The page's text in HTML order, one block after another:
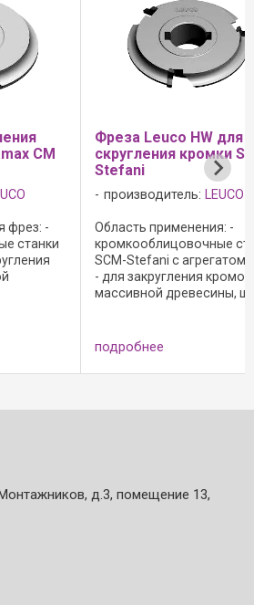
CM
фрез: -
станки
Фреза Leuco HW для
скругления кромки
Stefani
производитель: LEUCO
Область применения: -
кромкооблицовочные
SCM-Stefani с агрегатом
- для закругления кромок
массивной древесины,
Преимущества: -
оптимизированный
стружки; - отсутствие ...
подробнее
д.3, помещение 13,